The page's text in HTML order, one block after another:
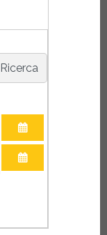
Ricerca
APRI IL